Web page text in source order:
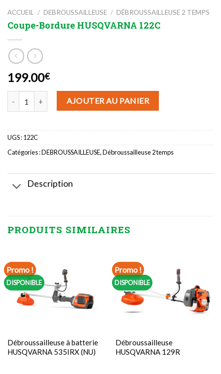
ACCUEIL / DEBROUSSAILLEUSE / DÉBROUSSAILLEUSE 2 TEMPS
Coupe-Bordure HUSQVARNA 122C
199.00€
AJOUTER AU PANIER
UGS :122C
Catégories :DEBROUSSAILLEUSE,Débroussailleuse 2 temps
Description
PRODUITS SIMILAIRES
Promo !
DISPONIBLE
Débroussailleuse à batterie
HUSQVARNA 535IRX (NU)
Promo !
DISPONIBLE
Débroussailleuse
HUSQVARNA 129R